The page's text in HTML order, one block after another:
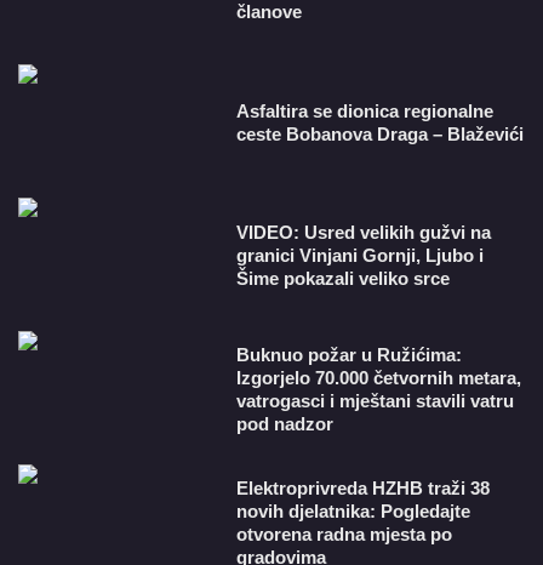
članove
Asfaltira se dionica regionalne
ceste Bobanova Draga – Blaževići
VIDEO: Usred velikih gužvi na
granici Vinjani Gornji, Ljubo i
Šime pokazali veliko srce
Buknuo požar u Ružićima:
Izgorjelo 70.000 četvornih metara,
vatrogasci i mještani stavili vatru
pod nadzor
​Elektroprivreda HZHB traži 38
novih djelatnika: Pogledajte
otvorena radna mjesta po
gradovima